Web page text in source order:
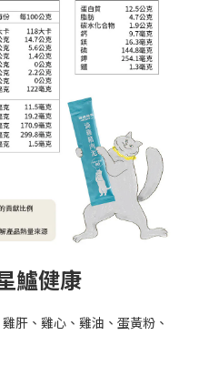
鱸健康
肝、雞心、雞油、蛋黃粉、